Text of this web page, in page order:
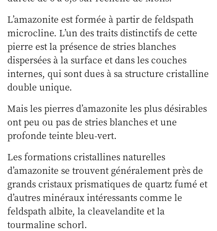
L’amazonite est formée à partir de feldspath
microcline. L’un des traits distinctifs de cette
pierre est la présence de stries blanches
dispersées à la surface et dans les couches
internes, qui sont dues à sa structure cristalline
double unique.
Mais les pierres d’amazonite les plus désirables
ont peu ou pas de stries blanches et une
profonde teinte bleu-vert.
Les formations cristallines naturelles
d’amazonite se trouvent généralement près de
grands cristaux prismatiques de quartz fumé et
d’autres minéraux intéressants comme le
feldspath albite, la cleavelandite et la
tourmaline schorl.